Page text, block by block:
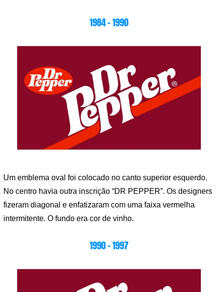
1984 – 1990
Um emblema oval foi colocado no canto superior esquerdo.
No centro havia outra inscrição “DR PEPPER”. Os designers
fizeram diagonal e enfatizaram com uma faixa vermelha
intermitente. O fundo era cor de vinho.
1990 – 1997